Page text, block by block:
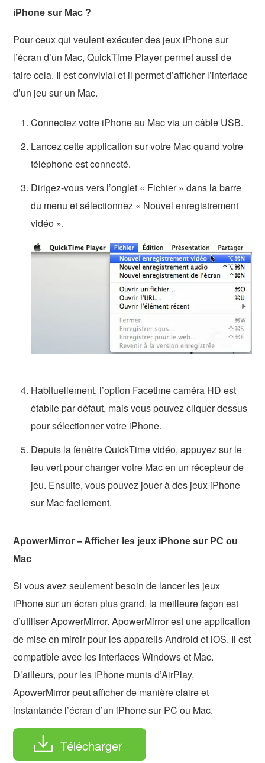
iPhone sur Mac ?
Pour ceux qui veulent exécuter des jeux iPhone sur
l’écran d’un Mac, QuickTime Player permet aussi de
faire cela. Il est convivial et il permet d’afficher l’interface
d’un jeu sur un Mac.
Connectez votre iPhone au Mac via un câble USB.
Lancez cette application sur votre Mac quand votre
téléphone est connecté.
Dirigez-vous vers l’onglet « Fichier » dans la barre
du menu et sélectionnez « Nouvel enregistrement
vidéo ».
Habituellement, l’option Facetime caméra HD est
établie par défaut, mais vous pouvez cliquer dessus
pour sélectionner votre iPhone.
Depuis la fenêtre QuickTime vidéo, appuyez sur le
feu vert pour changer votre Mac en un récepteur de
jeu. Ensuite, vous pouvez jouer à des jeux iPhone
sur Mac facilement.
ApowerMirror – Afficher les jeux iPhone sur PC ou
Mac
Si vous avez seulement besoin de lancer les jeux
iPhone sur un écran plus grand, la meilleure façon est
d’utiliser ApowerMirror. ApowerMirror est une application
de mise en miroir pour les appareils Android et iOS. Il est
compatible avec les interfaces Windows et Mac.
D’ailleurs, pour les iPhone munis d’AirPlay,
ApowerMirror peut afficher de manière claire et
instantanée l’écran d’un iPhone sur PC ou Mac.
Télécharger